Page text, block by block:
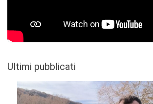
Ultimi pubblicati